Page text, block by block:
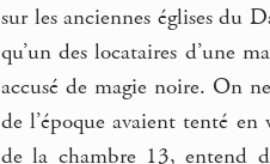
sur les anciennes églises du
qu’un des locataires d’une
accusé de magie noire. On
de l’époque avaient tenté
de la chambre 13, entend